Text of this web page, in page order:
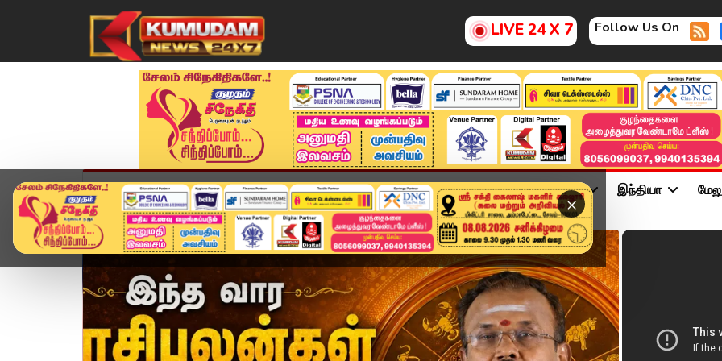
LIVE 24 X 7 Follow Us On
×
முகப்பு விளையாட்டு அண்மை தமிழ்நாடு சினிமா அரசியல் விளையாட்டு இந்தியா